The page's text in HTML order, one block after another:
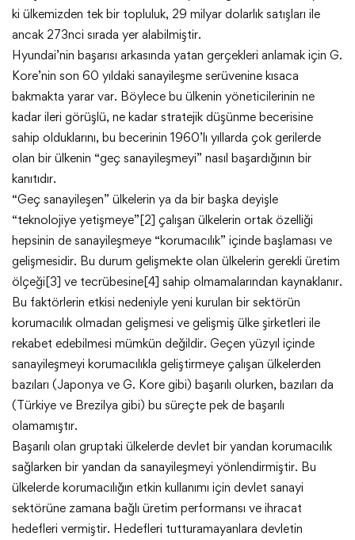
ki ülkemizden tek bir topluluk, 29 milyar dolarlık satışları ile
ancak 273nci sırada yer alabilmiştir.
Hyundai’nin başarısı arkasında yatan gerçekleri anlamak için G.
Kore’nin son 60 yıldaki sanayileşme serüvenine kısaca
bakmakta yarar var. Böylece bu ülkenin yöneticilerinin ne
kadar ileri görüşlü, ne kadar stratejik düşünme becerisine
sahip olduklarını, bu becerinin 1960’lı yıllarda çok gerilerde
olan bir ülkenin “geç sanayileşmeyi” nasıl başardığının bir
kanıtıdır.
“Geç sanayileşen” ülkelerin ya da bir başka deyişle
“teknolojiye yetişmeye”[2] çalışan ülkelerin ortak özelliği
hepsinin de sanayileşmeye “korumacılık” içinde başlaması ve
gelişmesidir. Bu durum gelişmekte olan ülkelerin gerekli üretim
ölçeği[3] ve tecrübesine[4] sahip olmamalarından kaynaklanır.
Bu faktörlerin etkisi nedeniyle yeni kurulan bir sektörün
korumacılık olmadan gelişmesi ve gelişmiş ülke şirketleri ile
rekabet edebilmesi mümkün değildir. Geçen yüzyıl içinde
sanayileşmeyi korumacılıkla geliştirmeye çalışan ülkelerden
bazıları (Japonya ve G. Kore gibi) başarılı olurken, bazıları da
(Türkiye ve Brezilya gibi) bu süreçte pek de başarılı
olamamıştır.
Başarılı olan gruptaki ülkelerde devlet bir yandan korumacılık
sağlarken bir yandan da sanayileşmeyi yönlendirmiştir. Bu
ülkelerde korumacılığın etkin kullanımı için devlet sanayi
sektörüne zamana bağlı üretim performansı ve ihracat
hedefleri vermiştir. Hedefleri tutturamayanlara devletin